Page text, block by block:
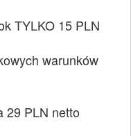
TYLKO 15 PLN
warunków
29 PLN netto